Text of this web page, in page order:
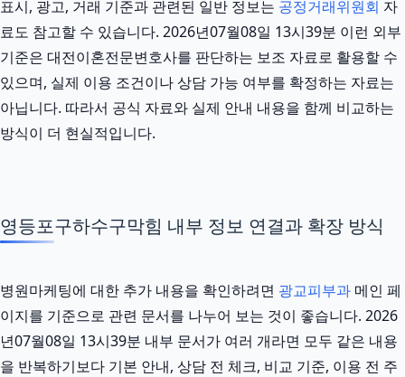
표시, 광고, 거래 기준과 관련된 일반 정보는 공정거래위원회 자
료도 참고할 수 있습니다. 2026년07월08일 13시39분 이런 외부
기준은 대전이혼전문변호사를 판단하는 보조 자료로 활용할 수
있으며, 실제 이용 조건이나 상담 가능 여부를 확정하는 자료는
아닙니다. 따라서 공식 자료와 실제 안내 내용을 함께 비교하는
방식이 더 현실적입니다.
영등포구하수구막힘 내부 정보 연결과 확장 방식
병원마케팅에 대한 추가 내용을 확인하려면 광교피부과 메인 페
이지를 기준으로 관련 문서를 나누어 보는 것이 좋습니다. 2026
년07월08일 13시39분 내부 문서가 여러 개라면 모두 같은 내용
을 반복하기보다 기본 안내, 상담 전 체크, 비교 기준, 이용 전 주